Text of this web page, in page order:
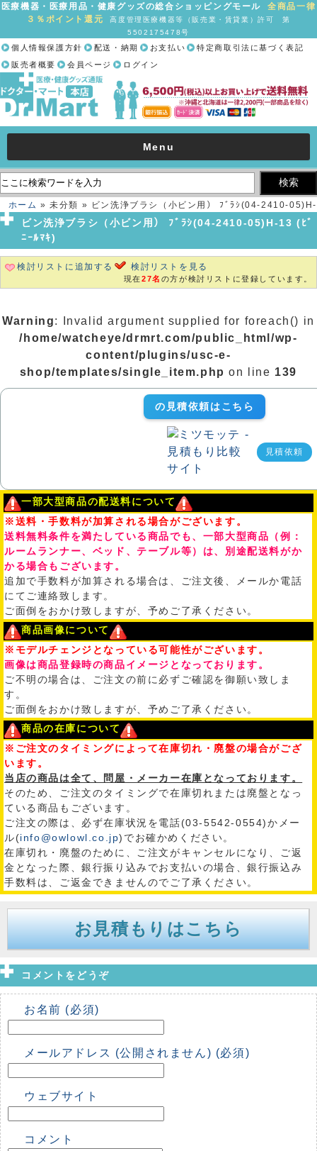
医療機器・医療用品・健康グッズの総合ショッピングモール全商品一律
３％ポイント還元
高度管理医療機器等（販売業・賃貸業）許可 第
5502175478号
個人情報保護方針 配送・納期 お支払い
特定商取引法に基づく表記
販売者概要
会員ページ ログイン
Menu
ホーム » 未分類 » ビン洗浄ブラシ（小ビン用） ﾌﾞﾗｼ(04-2410-05)H-
13 (ﾋﾞﾆｰﾙﾏｷ)
ビン洗浄ブラシ（小ビン用） ﾌﾞﾗｼ(04-2410-05)H-13 (ﾋﾞ
ﾆｰﾙﾏｷ)
検討リストに追加する 検討リストを見る
現在27名 の方が検討リストに登録しています。
Warning: Invalid argument supplied for foreach() in
/home/watcheye/drmrt.com/public_html/wp-
content/plugins/usc-e-
shop/templates/single_item.php on line 139
の見積依頼はこちら
見積依頼
一部大型商品の配送料について
※送料・手数料が加算される場合がございます。
送料無料条件を満たしている商品でも、一部大型商品（例：
ルームランナー、ベッド、テーブル等）は、別途配送料がか
かる場合もございます。
追加で手数料が加算される場合は、ご注文後、メールか電話
にてご連絡致します。
ご面倒をおかけ致しますが、予めご了承ください。
商品画像について
※モデルチェンジとなっている可能性がございます。
画像は商品登録時の商品イメージとなっております。
ご不明の場合は、ご注文の前に必ずご確認を御願い致しま
す。
ご面倒をおかけ致しますが、予めご了承ください。
商品の在庫について
※ご注文のタイミングによって在庫切れ・廃盤の場合がござ
います。
当店の商品は全て、問屋・メーカー在庫となっております。
そのため、ご注文のタイミングで在庫切れまたは廃盤となっ
ている商品もございます。
ご注文の際は、必ず在庫状況を電話(03-5542-0554)かメー
ル(info@owlowl.co.jp)でお確かめください。
在庫切れ・廃盤のために、ご注文がキャンセルになり、ご返
金となった際、銀行振り込みでお支払いの場合、銀行振込み
手数料は、ご返金できませんのでご了承ください。
お見積もりはこちら
コメントをどうぞ
お名前 (必須)
メールアドレス (公開されません) (必須)
ウェブサイト
コメント